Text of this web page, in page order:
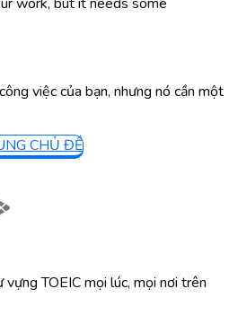
việc của bạn, nhưng nó cần một
CHỦ ĐỀ
TOEIC mọi lúc, mọi nơi trên